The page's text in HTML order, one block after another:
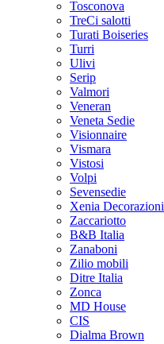
Tosconova
TreCi salotti
Turati Boiseries
Turri
Ulivi
Serip
Valmori
Veneran
Veneta Sedie
Visionnaire
Vismara
Vistosi
Volpi
Sevensedie
Xenia Decorazioni
Zaccariotto
B&B Italia
Zanaboni
Zilio mobili
Ditre Italia
Zonca
MD House
CIS
Dialma Brown